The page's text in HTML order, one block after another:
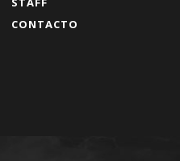
CONTACTO